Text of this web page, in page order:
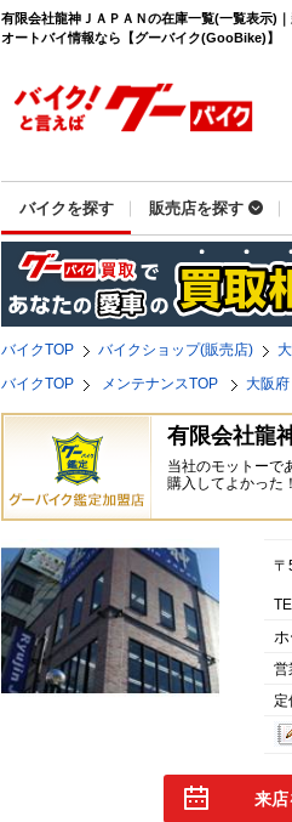
有限会社龍神ＪＡＰＡＮの在庫一覧(一覧表示)
オートバイ情報なら【グーバイク(GooBike)】
バイクを探す 販売店を探す
バイクTOP バイクショップ(販売店)
バイクTOP
メンテナンスTOP 大阪府
有限会社龍
当社のモットーで
購入してよかった
〒
ホ
営
定
来店